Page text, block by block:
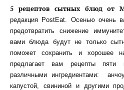
5 рецептов сытных блюд от
редакция PostEat. Осенью очень
предотвратить снижение
вами блюда будут не только
поможет сохранить и хорошее
предлагает вам рецепты
различными ингредиентами:
капустой, свининой и другими